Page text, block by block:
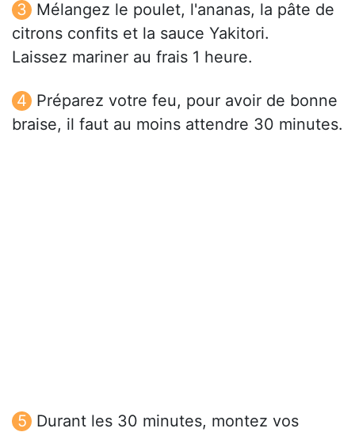
Mélangez le poulet, l'ananas, la pâte de
citrons confits et la sauce Yakitori.
Laissez mariner au frais 1 heure.
Préparez votre feu, pour avoir de bonne
braise, il faut au moins attendre 30 minutes.
Durant les 30 minutes, montez vos